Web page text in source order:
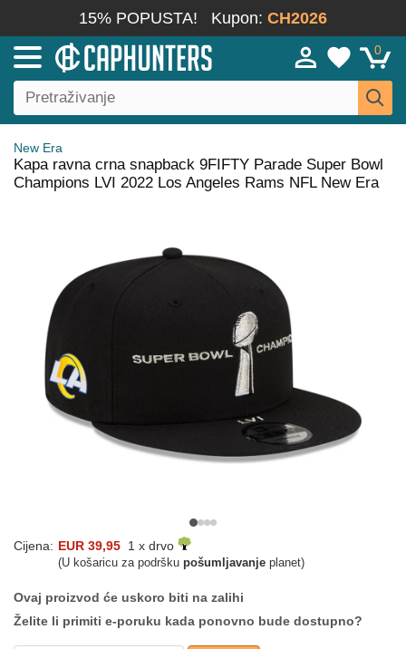
15% POPUSTA! Kupon: CH2026
0
New Era
Kapa ravna crna snapback 9FIFTY Parade Super Bowl
Champions LVI 2022 Los Angeles Rams NFL New Era
Cijena: EUR 39,95 1 x drvo
(U košaricu za podršku pošumljavanje planet)
Ovaj proizvod će uskoro biti na zalihi
Želite li primiti e-poruku kada ponovno bude dostupno?